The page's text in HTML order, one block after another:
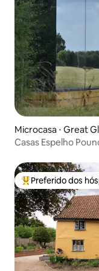
Microcasa ⋅ Great
Casas Espelho
Entre os melhores
Preferido dos